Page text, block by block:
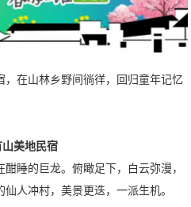
，在山林乡野间徜徉，回归童年记忆
山美地民宿
睡的巨龙。俯瞰足下，白云弥漫，
人冲村，美景更迭，一派生机。